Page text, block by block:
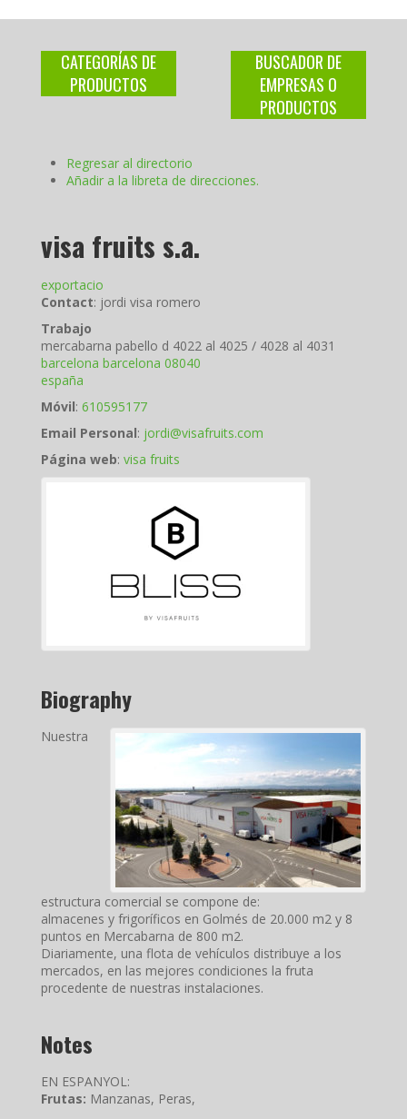
CATEGORÍAS DE
PRODUCTOS
BUSCADOR DE
EMPRESAS O
PRODUCTOS
Regresar al directorio
Añadir a la libreta de direcciones.
visa fruits s.a.
exportacio
Contact: jordi visa romero
Trabajo
mercabarna pabello d 4022 al 4025 / 4028 al 4031
barcelona barcelona 08040
españa
Móvil: 610595177
Email Personal: jordi@visafruits.com
Página web: visa fruits
Biography
Nuestra
estructura comercial se compone de:
almacenes y frigoríficos en Golmés de 20.000 m2 y 8
puntos en Mercabarna de 800 m2.
Diariamente, una flota de vehículos distribuye a los
mercados, en las mejores condiciones la fruta
procedente de nuestras instalaciones.
Notes
EN ESPANYOL:
Frutas: Manzanas, Peras,